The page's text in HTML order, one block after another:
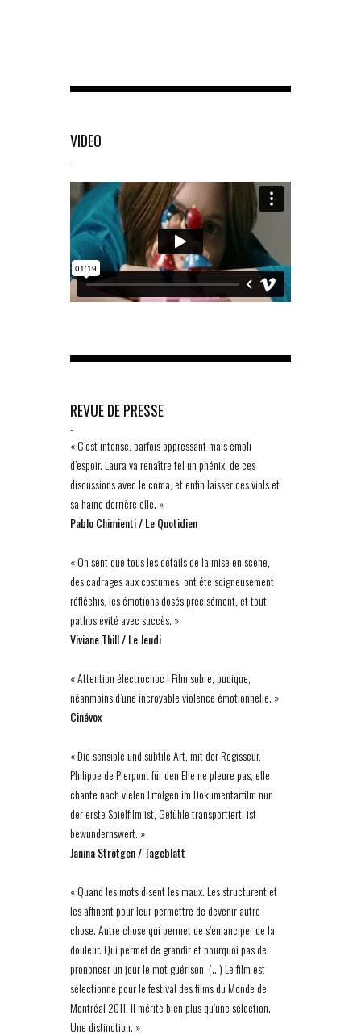
VIDEO
-
REVUE DE PRESSE
-
« C’est intense, parfois oppressant mais empli
d’espoir. Laura va renaître tel un phénix, de ces
discussions avec le coma, et enfin laisser ces viols et
sa haine derrière elle. »
Pablo Chimienti / Le Quotidien
« On sent que tous les détails de la mise en scène,
des cadrages aux costumes, ont été soigneusement
réfléchis, les émotions dosés précisément, et tout
pathos évité avec succès. »
Viviane Thill / Le Jeudi
« Attention électrochoc ! Film sobre, pudique,
néanmoins d’une incroyable violence émotionnelle. »
Cinévox
« Die sensible und subtile Art, mit der Regisseur,
Philippe de Pierpont für den Elle ne pleure pas, elle
chante nach vielen Erfolgen im Dokumentarfilm nun
der erste Spielfilm ist, Gefühle transportiert, ist
bewundernswert. »
Janina Strötgen / Tageblatt
« Quand les mots disent les maux. Les structurent et
les affinent pour leur permettre de devenir autre
chose. Autre chose qui permet de s’émanciper de la
douleur. Qui permet de grandir et pourquoi pas de
prononcer un jour le mot guérison. (…) Le film est
sélectionné pour le festival des films du Monde de
Montréal 2011. Il mérite bien plus qu’une sélection.
Une distinction. »